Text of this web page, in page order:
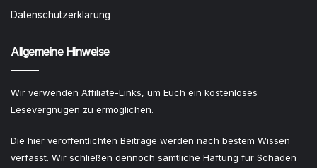
Datenschutzerklärung
Allgemeine Hinweise
Wir verwenden Affiliate-Links, um Euch ein kostenloses
Lesevergnügen zu ermöglichen.
Die hier veröffentlichten Beiträge werden nach bestem Wissen
verfasst. Wir schließen dennoch sämtliche Haftung für Schäden